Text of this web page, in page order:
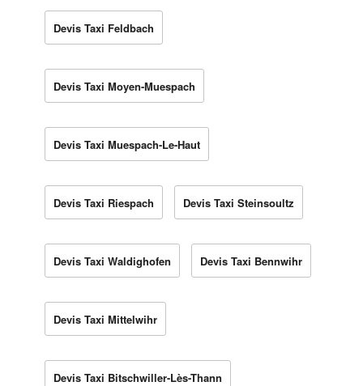
Devis Taxi Feldbach
Devis Taxi Moyen-Muespach
Devis Taxi Muespach-Le-Haut
Devis Taxi Riespach Devis Taxi Steinsoultz
Devis Taxi Waldighofen Devis Taxi Bennwihr
Devis Taxi Mittelwihr
Devis Taxi Bitschwiller-Lès-Thann